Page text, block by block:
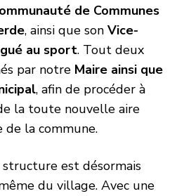
de Communes
, ainsi que son Vice-
au sport. Tout deux
par notre Maire ainsi que
, afin de procéder à
la toute nouvelle aire
de la commune.
est désormais
du village. Avec une